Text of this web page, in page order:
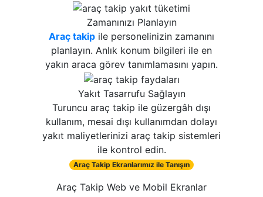
Zamanınızı Planlayın
Araç takip ile personelinizin zamanını
planlayın. Anlık konum bilgileri ile en
yakın araca görev tanımlamasını yapın.
Yakıt Tasarrufu Sağlayın
Turuncu araç takip ile güzergâh dışı
kullanım, mesai dışı kullanımdan dolayı
yakıt maliyetlerinizi araç takip sistemleri
ile kontrol edin.
Araç Takip Ekranlarımız ile Tanışın
Araç Takip Web ve Mobil Ekranlar